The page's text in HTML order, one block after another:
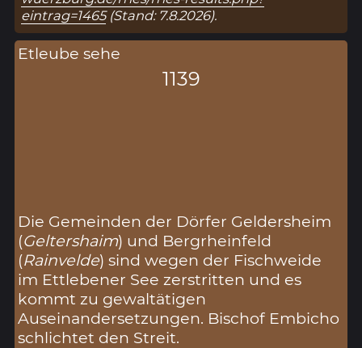
eintrag=1465(Stand: 7.8.2026).
Etleube sehe
1139
Die Gemeinden der Dörfer Geldersheim
(Geltershaim) und Bergrheinfeld
(Rainvelde) sind wegen der Fischweide
im Ettlebener See zerstritten und es
kommt zu gewaltätigen
Auseinandersetzungen. Bischof Embicho
schlichtet den Streit.